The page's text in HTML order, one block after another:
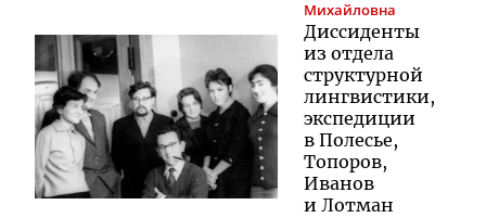
Михайловна
Диссиденты
из отдела
структурной
лингвистики,
экспедиции
в Полесье,
Топоров,
Иванов
и Лотман